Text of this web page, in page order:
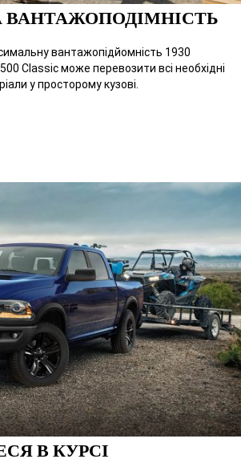
ВАНТАЖОПОДІМНІСТЬ
вантажопідйомність 1930
Classic може перевозити всі необхідні
у просторому кузові.
В КУРСІ